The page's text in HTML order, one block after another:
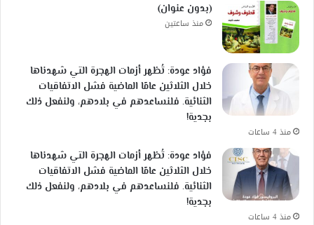
(بدون عنوان)
منذ ساعتين
فؤاد عودة: تُظهر أزمات الهجرة التي شهدناها
خلال الثلاثين عامًا الماضية فشل الاتفاقيات
الثنائية. فلنساعدهم في بلادهم، ولنفعل ذلك
بجدية!
منذ 4 ساعات
فؤاد عودة: تُظهر أزمات الهجرة التي شهدناها
خلال الثلاثين عامًا الماضية فشل الاتفاقيات
الثنائية. فلنساعدهم في بلادهم، ولنفعل ذلك
بجدية!
منذ 4 ساعات